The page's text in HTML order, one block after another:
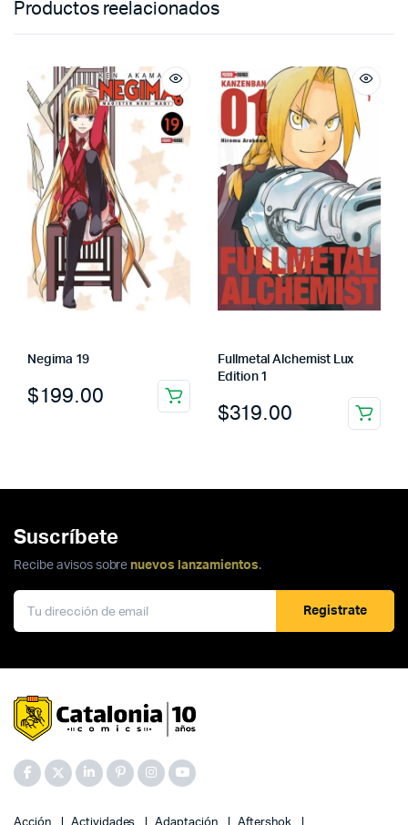
Productos reelacionados
Negima 19
$199.00
Fullmetal Alchemist Lux
Edition 1
$319.00
Suscríbete
Recibe avisos sobre nuevos lanzamientos.
Registrate
Acción Actividades Adaptación
Aftershok